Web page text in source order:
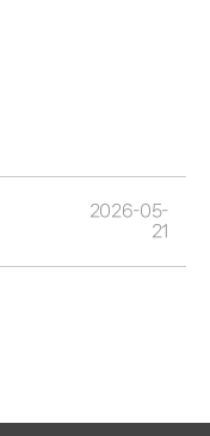
2026-05-
21